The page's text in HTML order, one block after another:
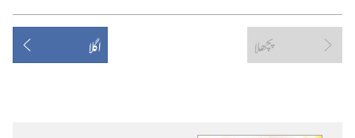
پچھلا اگلا